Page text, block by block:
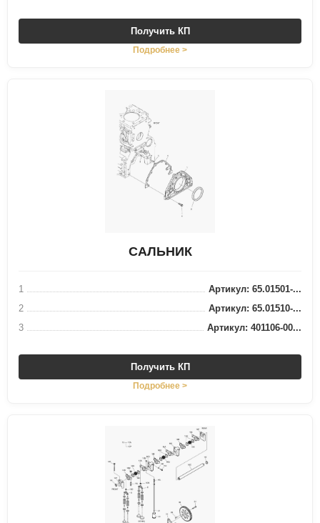
Получить КП
Подробнее >
САЛЬНИК
1
Артикул: 65.01501-...
2
Артикул: 65.01510-...
3
Артикул: 401106-00...
Получить КП
Подробнее >